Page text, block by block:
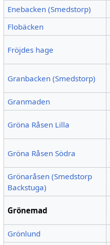
Enebacken (Smedstorp)
Flobäcken
Fröjdes hage
Granbacken (Smedstorp)
Granmaden
Gröna Råsen Lilla
Gröna Råsen Södra
Grönaråsen (Smedstorp
Backstuga)
Grönemad
Grönlund